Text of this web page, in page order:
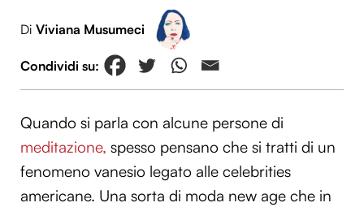
Di Viviana Musumeci
Quando si parla con alcune persone di
meditazione, spesso pensano che si tratti di un
fenomeno vanesio legato alle celebrities
americane. Una sorta di moda new age che in